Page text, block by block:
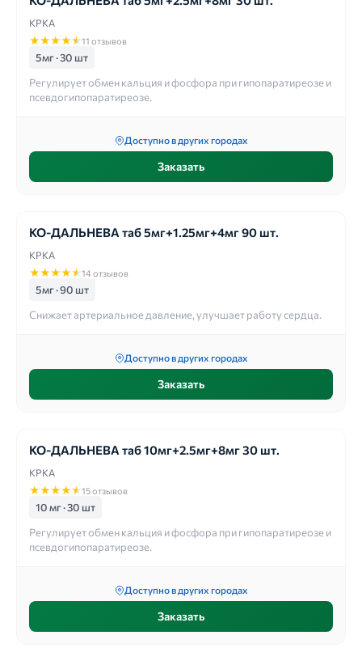
КРКА
★★★★★11 отзывов
5мг · 30 шт
Регулирует обмен кальция и фосфора при гипопаратиреозе и
псевдогипопаратиреозе.
Доступно в других городах
Заказать
КО-ДАЛЬНЕВА таб 5мг+1.25мг+4мг 90 шт.
КРКА
★★★★★14 отзывов
5мг · 90 шт
Снижает артериальное давление, улучшает работу сердца.
Доступно в других городах
Заказать
КО-ДАЛЬНЕВА таб 10мг+2.5мг+8мг 30 шт.
КРКА
★★★★★15 отзывов
10 мг · 30 шт
Регулирует обмен кальция и фосфора при гипопаратиреозе и
псевдогипопаратиреозе.
Доступно в других городах
Заказать